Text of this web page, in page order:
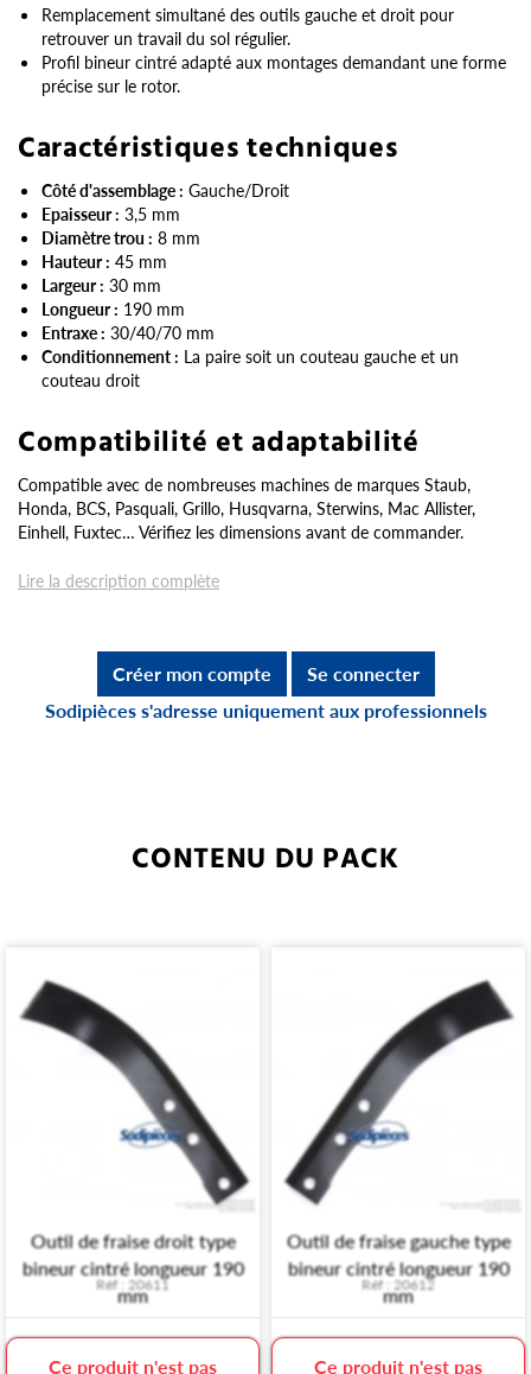
Remplacement simultané des outils gauche et droit pour
retrouver un travail du sol régulier.
Profil bineur cintré adapté aux montages demandant une forme
précise sur le rotor.
Caractéristiques techniques
Côté d'assemblage : Gauche/Droit
Epaisseur : 3,5 mm
Diamètre trou : 8 mm
Hauteur : 45 mm
Largeur : 30 mm
Longueur : 190 mm
Entraxe : 30/40/70 mm
Conditionnement : La paire soit un couteau gauche et un
couteau droit
Compatibilité et adaptabilité
Compatible avec de nombreuses machines de marques Staub,
Honda, BCS, Pasquali, Grillo, Husqvarna, Sterwins, Mac Allister,
Einhell, Fuxtec… Vérifiez les dimensions avant de commander.
Lire la description complète
Créer mon compte
Se connecter
Sodipièces s'adresse uniquement aux professionnels
CONTENU DU PACK
Outil de fraise droit type
bineur cintré longueur 190
mm
Réf : 20611
Ce produit n'est pas
Outil de fraise gauche type
bineur cintré longueur 190
mm
Réf : 20612
Ce produit n'est pas